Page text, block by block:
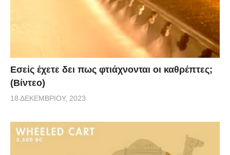
Εσείς έχετε δει πως φτιάχνονται οι καθρέπτες;
(Βίντεο)
18 ΔΕΚΕΜΒΡΊΟΥ, 2023